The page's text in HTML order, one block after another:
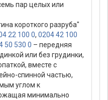
пар целых или
короткого разруба"
22 100 0, 0204 42 100
50 530 0 – передняя
или без грудинки,
вместе с
спинной частью,
углом к
минимально